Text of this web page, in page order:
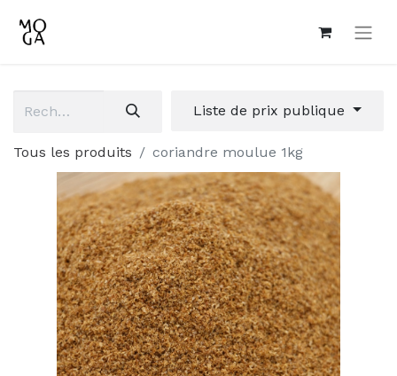
Liste de prix publique
Tous les produits coriandre moulue 1kg